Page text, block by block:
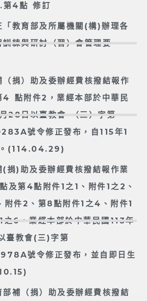
第4點 修訂
「教育部及所屬機關(構)辦理各
訓練與研討（習）會管理要
（捐）助及委辦經費核撥結報作
4 點附件2，業經本部於中華民
28日以臺教會 （三）字第
號令修正發布，自115年1
。(114.04.29)
(捐)助及委辦經費核撥結報作業
及第4點附件1之1、附件1之2、
附件2、第8點附件1之4、附件1
之6，業經本部於中華民國113年
臺教會(三)字第
號令修正發布，並自即日生
部補（捐）助及委辦經費核撥結